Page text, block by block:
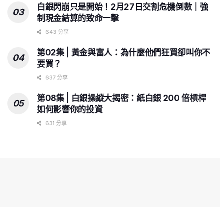
白銀閃崩只是開始！2月27日交割危機倒數｜強
制現金結算的致命一擊
643 分享
第02集 | 黃金與富人：為什麼他們狂買卻叫你不
要買？
637 分享
第08集 | 白銀操縱大揭密：紙白銀 200 倍槓桿
如何影響你的投資
631 分享